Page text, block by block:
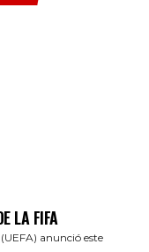
LA FIFA
anunció este